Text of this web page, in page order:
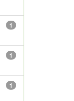
1
1
1